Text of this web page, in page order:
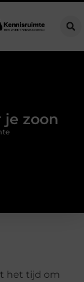
waarom geven
je zoon
het tijd om